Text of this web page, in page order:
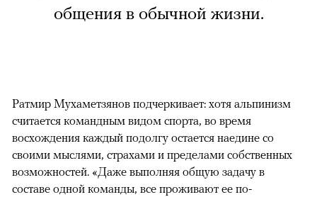
общения в обычной жизни.
Ратмир Мухаметзянов подчеркивает: хотя альпинизм
считается командным видом спорта, во время
восхождения каждый подолгу остается наедине со
своими мыслями, страхами и пределами собственных
возможностей. «Даже выполняя общую задачу в
составе одной команды, все проживают ее по-